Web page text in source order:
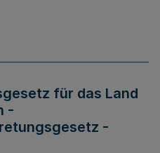
für das Land
-
-